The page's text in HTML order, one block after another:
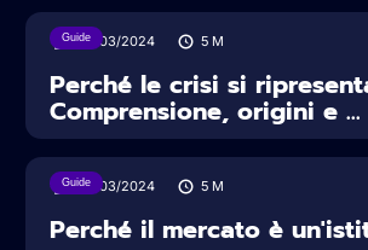
Guide30/03/2024 5 M
Perché le crisi si
Comprensione, origini e ...
Guide30/03/2024 5 M
Perché il mercato è